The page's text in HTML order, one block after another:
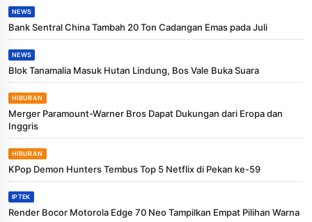
NEWS
Bank Sentral China Tambah 20 Ton Cadangan Emas pada Juli
NEWS
Blok Tanamalia Masuk Hutan Lindung, Bos Vale Buka Suara
HIBURAN
Merger Paramount-Warner Bros Dapat Dukungan dari Eropa dan
Inggris
HIBURAN
KPop Demon Hunters Tembus Top 5 Netflix di Pekan ke-59
IPTEK
Render Bocor Motorola Edge 70 Neo Tampilkan Empat Pilihan Warna